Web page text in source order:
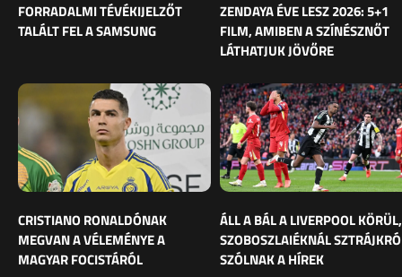
FORRADALMI TÉVÉKIJELZŐT
TALÁLT FEL A SAMSUNG
ZENDAYA ÉVE LESZ 2026: 5+1
FILM, AMIBEN A SZÍNÉSZNŐT
LÁTHATJUK JÖVŐRE
CRISTIANO RONALDÓNAK
MEGVAN A VÉLEMÉNYE A
MAGYAR FOCISTÁRÓL
ÁLL A BÁL A LIVERPOOL KÖRÜL,
SZOBOSZLAIÉKNÁL
SZÓLNAK A HÍREK